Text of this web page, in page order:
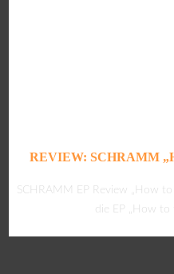
REVIEW: SCHRAMM
SCHRAMM EP Review „How
die EP „How to